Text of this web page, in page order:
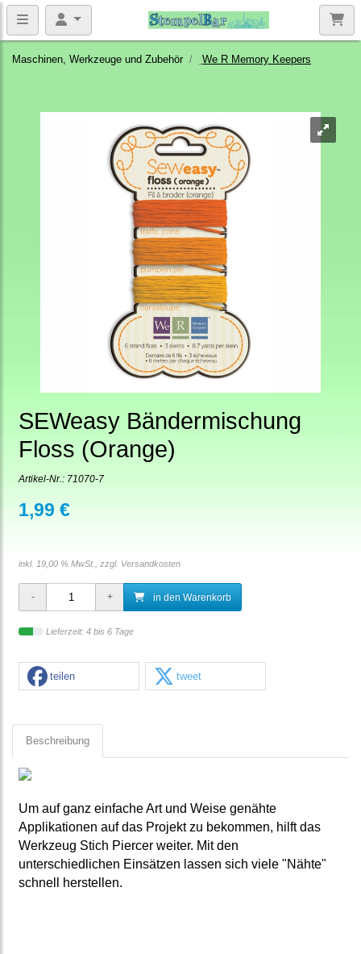
Maschinen, Werkzeuge und Zubehör We R Memory Keepers
SEWeasy Bändermischung
Floss (Orange)
Artikel-Nr.: 71070-7
1,99 €
inkl. 19,00 % MwSt., zzgl. Versandkosten
in den Warenkorb
Lieferzeit: 4 bis 6 Tage
teilen tweet
Beschreibung
Um auf ganz einfache Art und Weise genähte
Applikationen auf das Projekt zu bekommen, hilft das
Werkzeug Stich Piercer weiter. Mit den
unterschiedlichen Einsätzen lassen sich viele "Nähte"
schnell herstellen.